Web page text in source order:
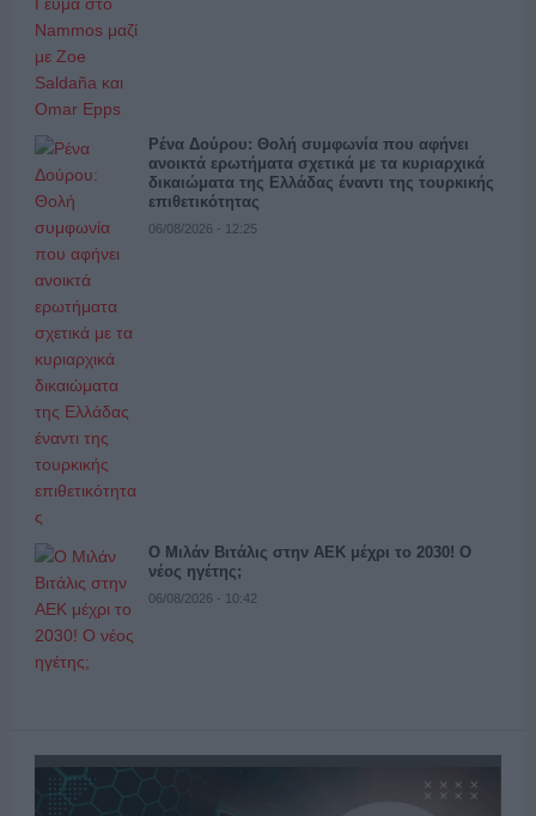
Ρένα Δούρου: Θολή συμφωνία που αφήνει
ανοικτά ερωτήματα σχετικά με τα κυριαρχικά
δικαιώματα της Ελλάδας έναντι της τουρκικής
επιθετικότητας
06/08/2026 - 12:25
Ο Μιλάν Βιτάλις στην ΑΕΚ μέχρι το 2030! Ο
νέος ηγέτης;
06/08/2026 - 10:42